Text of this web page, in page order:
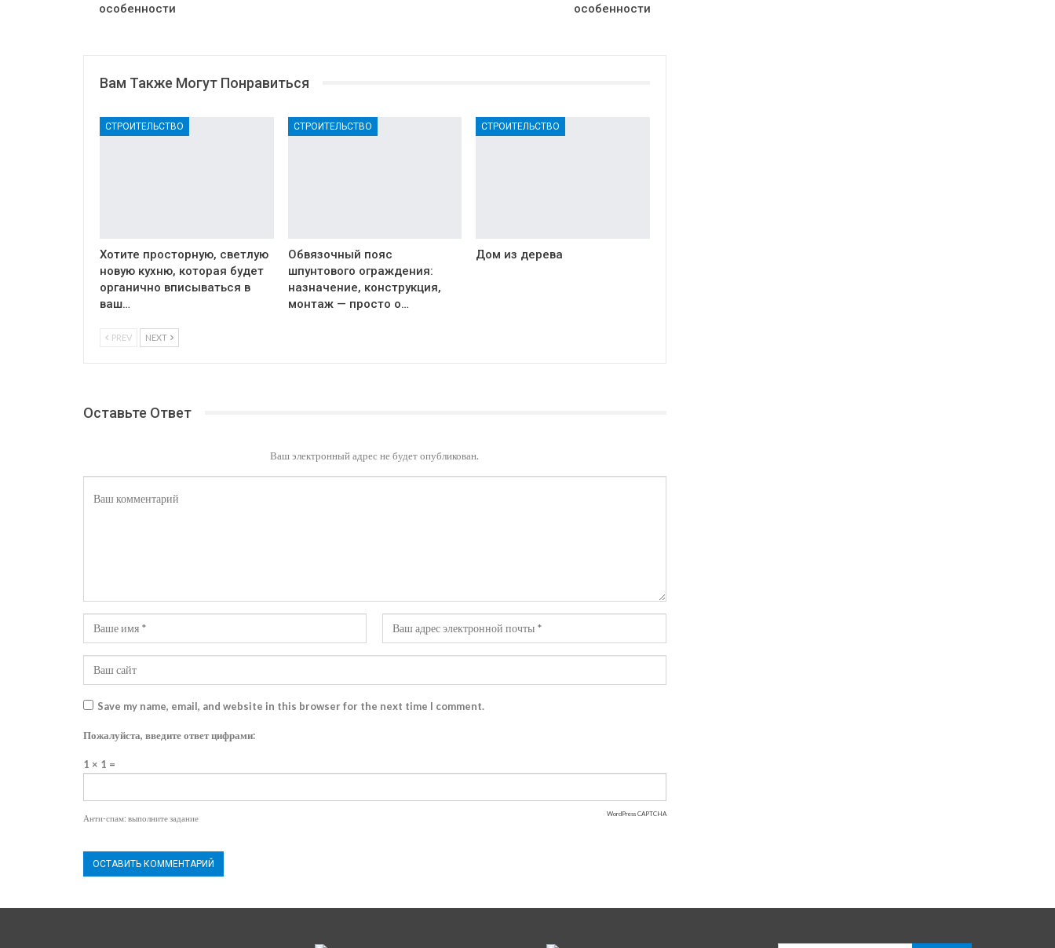
особенности
особенности
Вам Также Могут Понравиться
СТРОИТЕЛЬСТВО
Хотите просторную, светлую
новую кухню, которая будет
органично вписываться в
ваш…
СТРОИТЕЛЬСТВО
Обвязочный пояс
шпунтового ограждения:
назначение, конструкция,
монтаж — просто о…
СТРОИТЕЛЬСТВО
Дом из дерева
PREV NEXT
Оставьте Ответ
Ваш электронный адрес не будет опубликован.
Save my name, email, and website in this browser for the next time I comment.
Пожалуйста, введите ответ цифрами:
1 × 1 =
Анти-спам: выполните задание WordPress CAPTCHA